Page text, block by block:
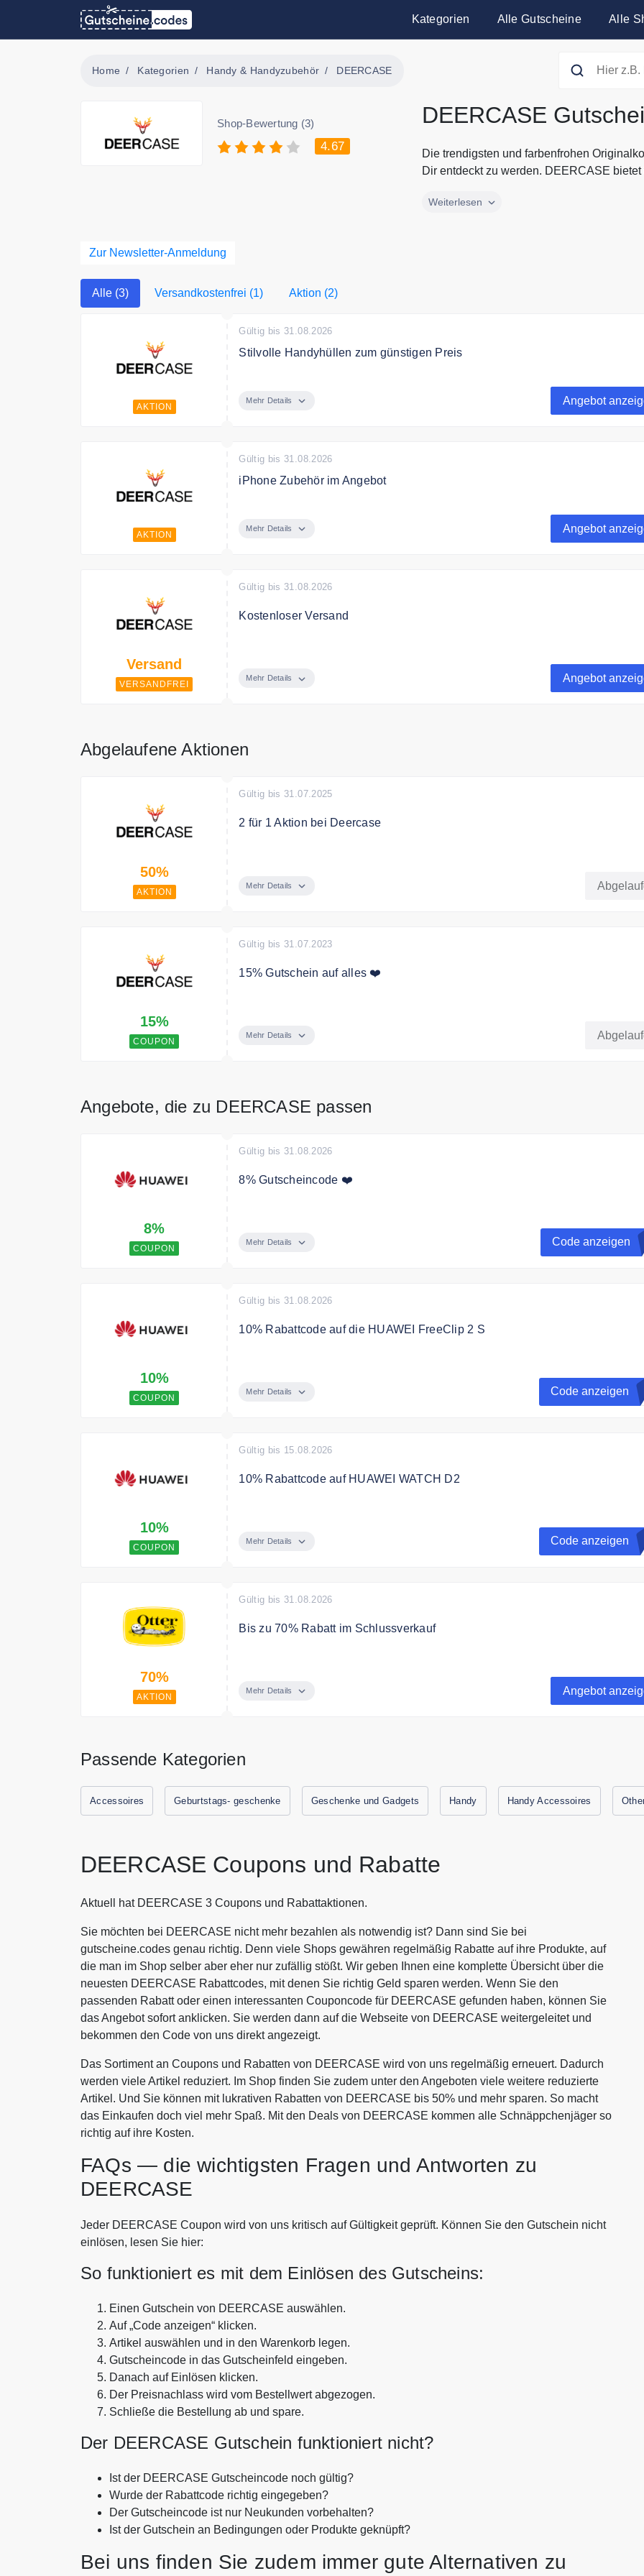
Kategorien Alle Gutscheine Alle
Home Kategorien Handy & Handyzubehör DEERCASE
Shop-Bewertung (3)
4.67
DEERCASE
Die trendigsten und farbenfrohen
Dir entdeckt zu werden. DEERCASE bietet
Die trendigsten und farbenfrohen
Weiterlesen
Zur Newsletter-Anmeldung
Alle (3) Versandkostenfrei (1) Aktion (2)
AKTION
Gültig bis 31.08.2026
Stilvolle Handyhüllen zum günstigen Preis
Mehr Details Angebot
AKTION
Gültig bis 31.08.2026
iPhone Zubehör im Angebot
Mehr Details Angebot
Versand
VERSANDFREI
Gültig bis 31.08.2026
Kostenloser Versand
Mehr Details Angebot
Abgelaufene Aktionen
50%
AKTION
Gültig bis 31.07.2025
2 für 1 Aktion bei Deercase
Mehr Details
15%
COUPON
Gültig bis 31.07.2023
15% Gutschein auf alles ❤️
Mehr Details
Angebote, die zu DEERCASE passen
8%
COUPON
Gültig bis 31.08.2026
8% Gutscheincode ❤️
Mehr Details Code anzeigen
10%
COUPON
Gültig bis 31.08.2026
10% Rabattcode auf die HUAWEI FreeClip 2 S
Mehr Details Code anzeigen
10%
COUPON
Gültig bis 15.08.2026
10% Rabattcode auf HUAWEI WATCH D2
Mehr Details Code anzeigen
70%
AKTION
Gültig bis 31.08.2026
Bis zu 70% Rabatt im Schlussverkauf
Mehr Details Angebot
Passende Kategorien
Accessoires Geburtstags- geschenke Geschenke und Gadgets Handy Handy Accessoires
DEERCASE Coupons und Rabatte
Aktuell hat DEERCASE 3 Coupons und Rabattaktionen.
Sie möchten bei DEERCASE nicht mehr bezahlen als notwendig ist? Dann sind Sie bei
gutscheine.codes genau richtig. Denn viele Shops gewähren regelmäßig Rabatte auf ihre Produkte, auf
die man im Shop selber aber eher nur zufällig stößt. Wir geben Ihnen eine komplette Übersicht über die
neuesten DEERCASE Rabattcodes, mit denen Sie richtig Geld sparen werden. Wenn Sie den
passenden Rabatt oder einen interessanten Couponcode für DEERCASE gefunden haben, können Sie
das Angebot sofort anklicken. Sie werden dann auf die Webseite von DEERCASE weitergeleitet und
bekommen den Code von uns direkt angezeigt.
Das Sortiment an Coupons und Rabatten von DEERCASE wird von uns regelmäßig erneuert. Dadurch
werden viele Artikel reduziert. Im Shop finden Sie zudem unter den Angeboten viele weitere reduzierte
Artikel. Und Sie können mit lukrativen Rabatten von DEERCASE bis 50% und mehr sparen. So macht
das Einkaufen doch viel mehr Spaß. Mit den Deals von DEERCASE kommen alle Schnäppchenjäger so
richtig auf ihre Kosten.
FAQs — die wichtigsten Fragen und Antworten zu
DEERCASE
Jeder DEERCASE Coupon wird von uns kritisch auf Gültigkeit geprüft. Können Sie den Gutschein nicht
einlösen, lesen Sie hier:
So funktioniert es mit dem Einlösen des Gutscheins:
Einen Gutschein von DEERCASE auswählen.
Auf „Code anzeigen“ klicken.
Artikel auswählen und in den Warenkorb legen.
Gutscheincode in das Gutscheinfeld eingeben.
Danach auf Einlösen klicken.
Der Preisnachlass wird vom Bestellwert abgezogen.
Schließe die Bestellung ab und spare.
Der DEERCASE Gutschein funktioniert nicht?
Ist der DEERCASE Gutscheincode noch gültig?
Wurde der Rabattcode richtig eingegeben?
Der Gutscheincode ist nur Neukunden vorbehalten?
Ist der Gutschein an Bedingungen oder Produkte geknüpft?
Bei uns finden Sie zudem immer gute Alternativen zu